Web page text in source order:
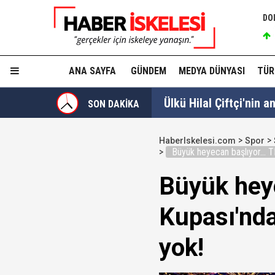
ANA SAYFA GÜNDEM MEDYA DÜNYASI
SON DAKİKA Ülkü Hilal Çiftçi'nin
YSK, YENİ Parti
Protesto oylar
Veli Ağbaba'nın
MGK Toplantısı sona
HaberIskelesi.com Spor
Büyük heyecan başlıyor...
Büyük
yok!